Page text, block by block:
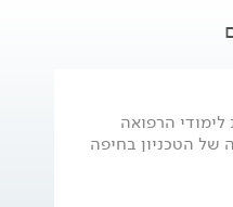
הרפואה
של הטכניון בחיפה